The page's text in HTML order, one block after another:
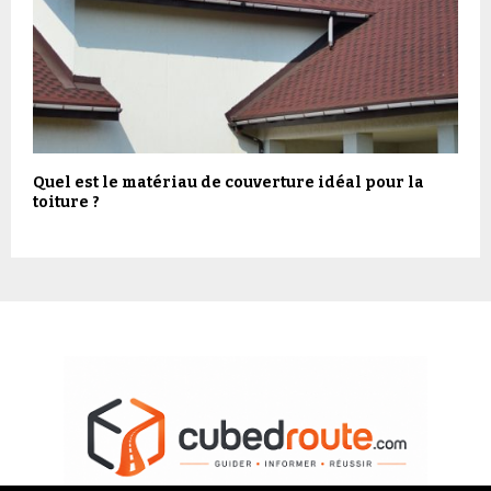
Quel est le matériau de couverture idéal pour la
toiture ?